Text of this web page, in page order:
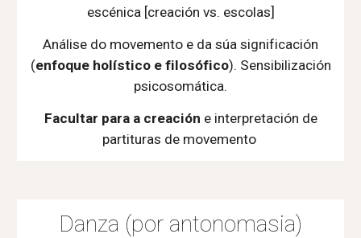
escénica [creación vs. escolas]
Análise do movemento e da súa significación
(enfoque holístico e filosófico). Sensibilización
psicosomática.
Facultar para a creación e interpretación de
partituras de movemento
Danza (por antonomasia)